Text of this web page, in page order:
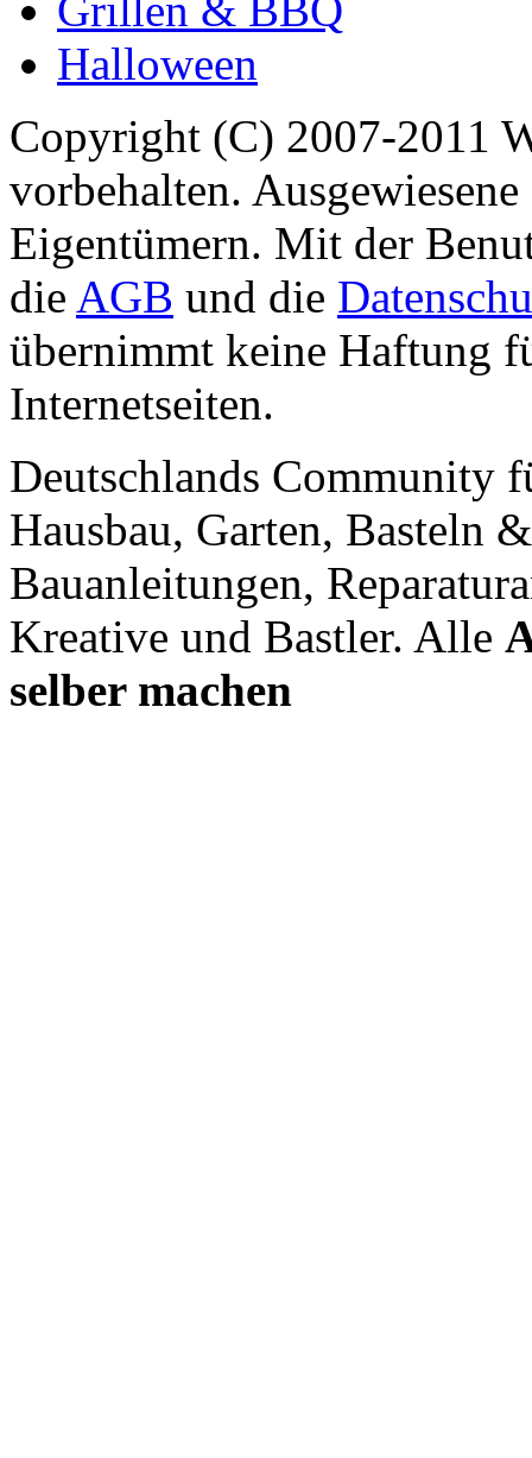
Halloween
Copyright (C) 2007-2011
vorbehalten.
Eigentümern. Mit der
die AGB und die
übernimmt keine Haftung
Internetseiten.
Deutschlands Community
Hausbau, Garten, Basteln
Bauanleitungen,
Kreative und Bastler. Alle
selber machen